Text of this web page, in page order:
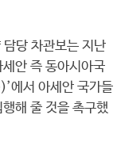
당 차관보는 지난
안 즉 동아시아국
서 아세안 국가들
해 줄 것을 촉구했